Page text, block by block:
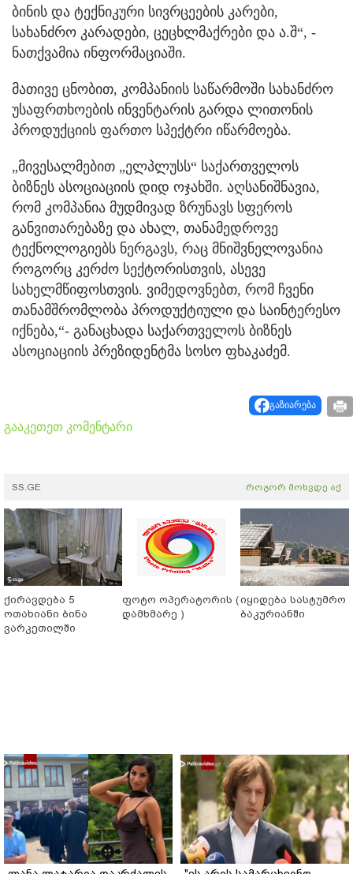
ბინის და ტექნიკური სივრცეების კარები,
სახანძრო კარადები, ცეცხლმაქრები და ა.შ“, -
ნათქვამია ინფორმაციაში.
მათივე ცნობით, კომპანიის საწარმოში სახანძრო
უსაფრთხოების ინვენტარის გარდა ლითონის
პროდუქციის ფართო სპექტრი იწარმოება.
„მივესალმებით „ელპლუსს“ საქართველოს
ბიზნეს ასოციაციის დიდ ოჯახში. აღსანიშნავია,
რომ კომპანია მუდმივად ზრუნავს სფეროს
განვითარებაზე და ახალ, თანამედროვე
ტექნოლოგიებს ნერგავს, რაც მნიშვნელოვანია
როგორც კერძო სექტორისთვის, ასევე
სახელმწიფოსთვის. ვიმედოვნებთ, რომ ჩვენი
თანამშრომლობა პროდუქტიული და საინტერესო
იქნება,“- განაცხადა საქართველოს ბიზნეს
ასოციაციის პრეზიდენტმა სოსო ფხაკაძემ.
გაზიარება
გააკეთეთ კომენტარი
SS.GE როგორ მოხვდე აქ
ქირავდება 5
ოთახიანი ბინა
ვარკეთილში
ფოტო ოპერატორის (
დამხმარე )
იყიდება სასტუმრო
ბაკურიანში